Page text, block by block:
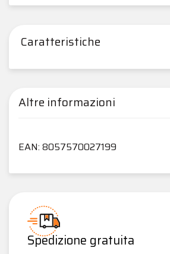
Caratteristiche
Altre informazioni
EAN: 8057570027199
Spedizione gratuita